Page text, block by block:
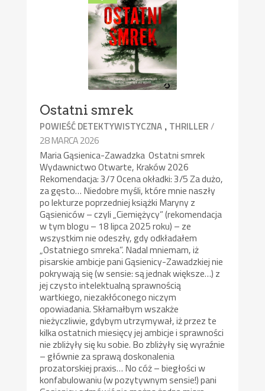
Ostatni smrek
POWIEŚĆ DETEKTYWISTYCZNA , THRILLER/
28 MARCA 2026
Maria Gąsienica-Zawadzka Ostatni smrek
Wydawnictwo Otwarte, Kraków 2026
Rekomendacja: 3/7 Ocena okładki: 3/5 Za dużo,
za gęsto… Niedobre myśli, które mnie naszły
po lekturze poprzedniej książki Maryny z
Gąsieniców – czyli „Ciemiężycy” (rekomendacja
w tym blogu – 18 lipca 2025 roku) – ze
wszystkim nie odeszły, gdy odkładałem
„Ostatniego smreka”. Nadal mniemam, iż
pisarskie ambicje pani Gąsienicy-Zawadzkiej nie
pokrywają się (w sensie: są jednak większe…) z
jej czysto intelektualną sprawnością
wartkiego, niezakłóconego niczym
opowiadania. Skłamałbym wszakże
nieżyczliwie, gdybym utrzymywał, iż przez te
kilka ostatnich miesięcy jej ambicje i sprawności
nie zbliżyły się ku sobie. Bo zbliżyły się wyraźnie
– głównie za sprawą doskonalenia
prozatorskiej praxis… No cóż – biegłości w
konfabulowaniu (w pozytywnym sensie!) pani